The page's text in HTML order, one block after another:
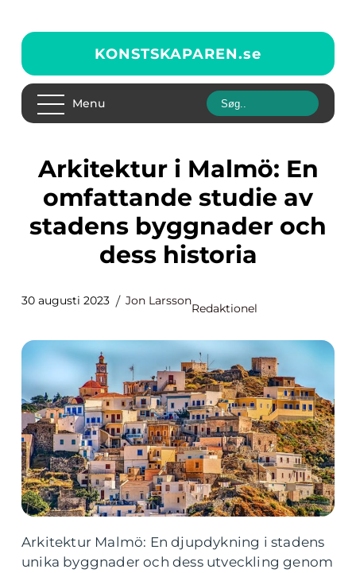
KONSTSKAPAREN.se
Menu
Arkitektur i Malmö: En
omfattande studie av
stadens byggnader och
dess historia
30 augusti 2023 Jon Larsson
Redaktionel
Arkitektur Malmö: En djupdykning i stadens
unika byggnader och dess utveckling genom